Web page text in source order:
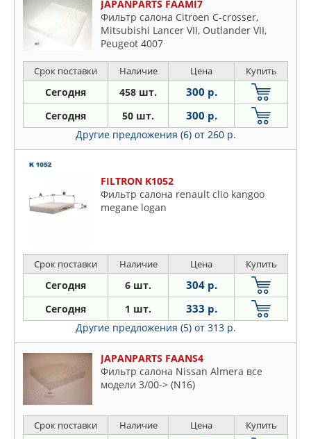
Titan
X-trail
JAPANPARTS FAAMI7
Фильтр салона Citroen C-crosser,
Mitsubishi Lancer VII, Outlander VII,
Peugeot 4007
Срок поставки Наличие Цена Купить
Сегодня 458 шт. 300 р.
Сегодня 50 шт. 300 р.
Другие предложения (6) от 260 р.
FILTRON K1052
Фильтр салона renault clio kangoo
megane logan
Срок поставки Наличие Цена Купить
Сегодня 6 шт. 304 р.
Сегодня 1 шт. 333 р.
Другие предложения (5) от 313 р.
JAPANPARTS FAANS4
Фильтр салона Nissan Almera все
модели 3/00-> (N16)
Срок поставки Наличие Цена Купить